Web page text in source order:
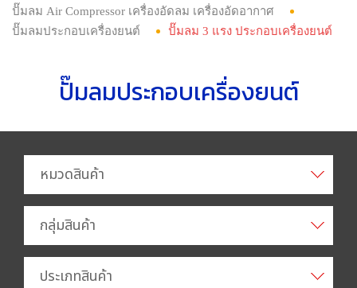
ปั๊มลม Air Compressor เครื่องอัดลม เครื่องอัดอากาศ
ปั๊มลมประกอบเครื่องยนต์
ปั๊มลม 3 แรง ประกอบเครื่องยนต์
ปั๊มลมประกอบเครื่องยนต์
หมวดสินค้า
กลุ่มสินค้า
ประเภทสินค้า